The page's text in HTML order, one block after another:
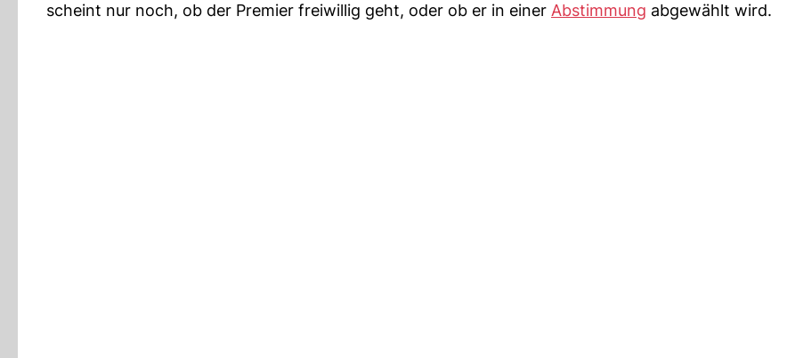
scheint nur noch, ob der Premier freiwillig geht, oder ob er in einer Abstimmung abgewählt wird.